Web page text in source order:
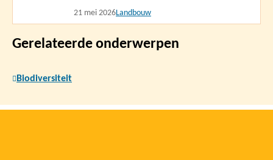
21 mei 2026Landbouw
Gerelateerde onderwerpen
Biodiversiteit